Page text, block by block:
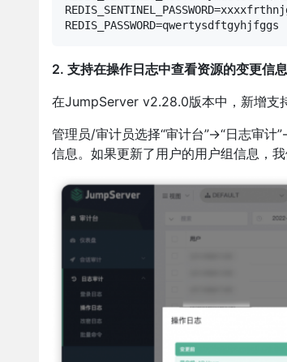
REDIS_PASSWORD=qwertysdftgyhjfggs
2. 支持在操作日志中查看资源的变更信息
在JumpServer v2.28.0版本中，新增支
管理员/审计员选择“审计台”→“日志审计
信息。如果更新了用户的用户组信息，